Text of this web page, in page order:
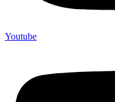
Youtube